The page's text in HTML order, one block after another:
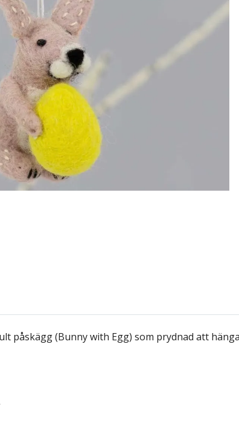
påskägg (Bunny with Egg) som prydnad att